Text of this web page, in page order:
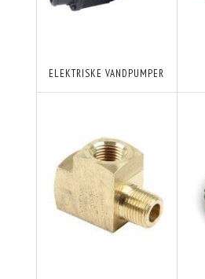
ELEKTRISKE VANDPUMPER